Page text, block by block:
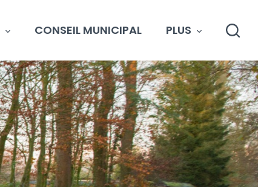
CONSEIL MUNICIPAL PLUS